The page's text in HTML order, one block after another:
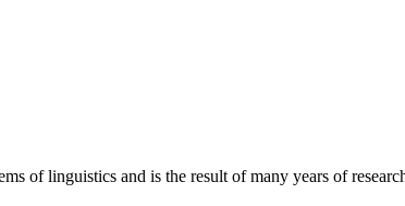
of linguistics and is the result of many years of